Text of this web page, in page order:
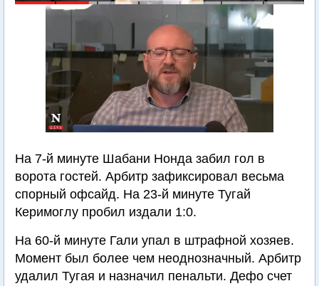
На 7-й минуте Шабани Нонда забил гол в
ворота гостей. Арбитр зафиксировал весьма
спорный офсайд. На 23-й минуте Тугай
Керимоглу пробил издали 1:0.
На 60-й минуте Гали упал в штрафной хозяев.
Момент был более чем неоднозначный. Арбитр
удалил Тугая и назначил пенальти. Дефо счет